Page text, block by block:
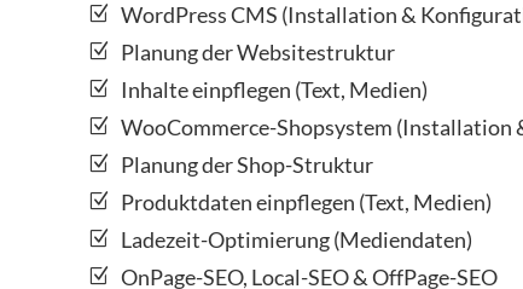
WordPress CMS (Installation &
Planung der Websitestruktur
Inhalte einpflegen (Text, Medien)
WooCommerce-Shopsystem (Installation
Planung der Shop-Struktur
Produktdaten einpflegen (Text, Medien)
Ladezeit-Optimierung (Mediendaten)
OnPage-SEO, Local-SEO & OffPage-SEO